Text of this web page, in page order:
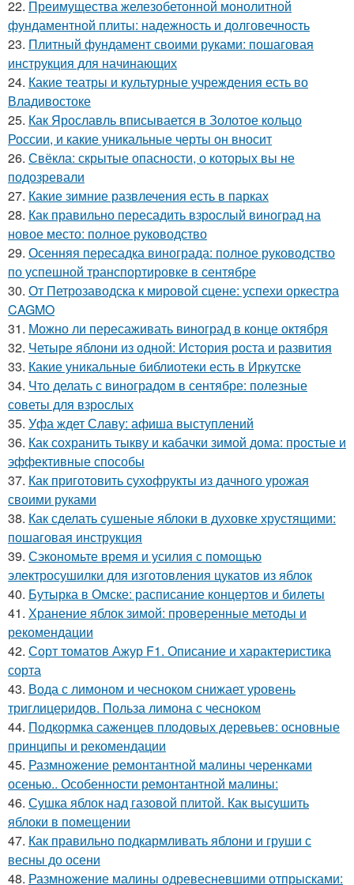
22. Преимущества железобетонной монолитной
фундаментной плиты: надежность и долговечность
23. Плитный фундамент своими руками: пошаговая
инструкция для начинающих
24. Какие театры и культурные учреждения есть во
Владивостоке
25. Как Ярославль вписывается в Золотое кольцо
России, и какие уникальные черты он вносит
26. Свёкла: скрытые опасности, о которых вы не
подозревали
27. Какие зимние развлечения есть в парках
28. Как правильно пересадить взрослый виноград на
новое место: полное руководство
29. Осенняя пересадка винограда: полное руководство
по успешной транспортировке в сентябре
30. От Петрозаводска к мировой сцене: успехи оркестра
CAGMO
31. Можно ли пересаживать виноград в конце октября
32. Четыре яблони из одной: История роста и развития
33. Какие уникальные библиотеки есть в Иркутске
34. Что делать с виноградом в сентябре: полезные
советы для взрослых
35. Уфа ждет Славу: афиша выступлений
36. Как сохранить тыкву и кабачки зимой дома: простые и
эффективные способы
37. Как приготовить сухофрукты из дачного урожая
своими руками
38. Как сделать сушеные яблоки в духовке хрустящими:
пошаговая инструкция
39. Сэкономьте время и усилия с помощью
электросушилки для изготовления цукатов из яблок
40. Бутырка в Омске: расписание концертов и билеты
41. Хранение яблок зимой: проверенные методы и
рекомендации
42. Сорт томатов Ажур F1. Описание и характеристика
сорта
43. Вода с лимоном и чесноком снижает уровень
триглицеридов. Польза лимона с чесноком
44. Подкормка саженцев плодовых деревьев: основные
принципы и рекомендации
45. Размножение ремонтантной малины черенками
осенью.. Особенности ремонтантной малины:
46. Сушка яблок над газовой плитой. Как высушить
яблоки в помещении
47. Как правильно подкармливать яблони и груши с
весны до осени
48. Размножение малины одревесневшими отпрысками: